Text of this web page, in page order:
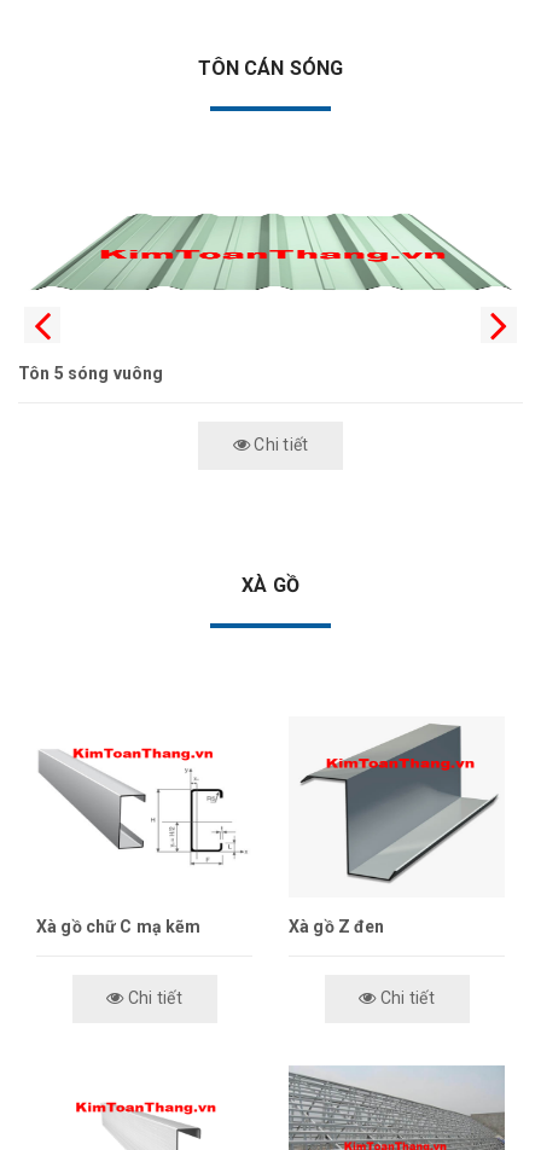
TÔN CÁN SÓNG
Tôn 5 sóng vuông
Chi tiết
XÀ GỒ
Xà gồ chữ C mạ kẽm
Chi tiết
Xà gồ Z đen
Chi tiết